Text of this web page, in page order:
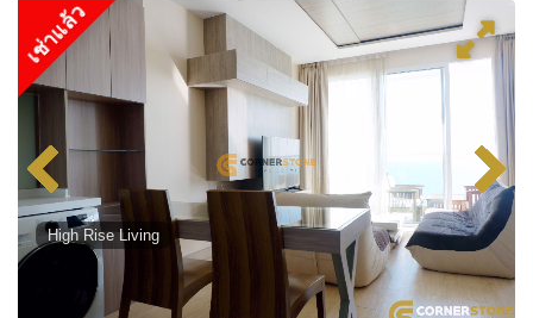
เช่าแล้ว
High Rise Living